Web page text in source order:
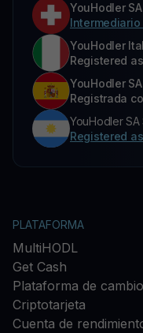
YouHodler SA
YouHodler
Registered
YouHodler SA
Registrada
YouHodler SA
Registered
PLATAFORMA
MultiHODL
Get Cash
Plataforma de cambio
Criptotarjeta
Cuenta de